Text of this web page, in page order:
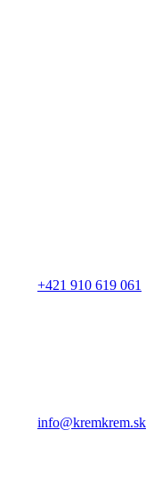
+421 910 619 061
info@kremkrem.sk